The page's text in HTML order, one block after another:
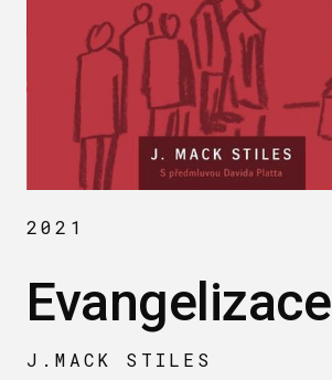
2021
Evangelizace
J.MACK STILES